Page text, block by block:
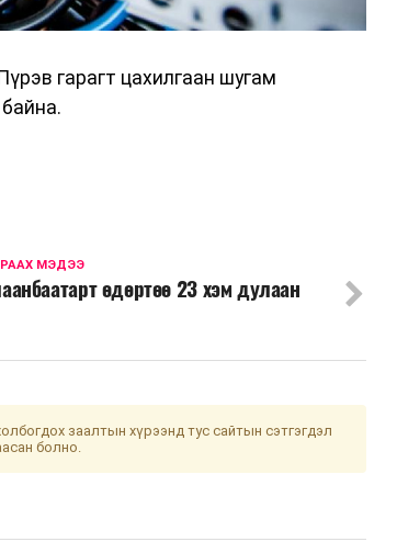
гарагт цахилгаан шугам
МЭДЭЭ
өдөртөө 23 хэм дулаан
заалтын хүрээнд тус сайтын сэтгэгдэл
болно.